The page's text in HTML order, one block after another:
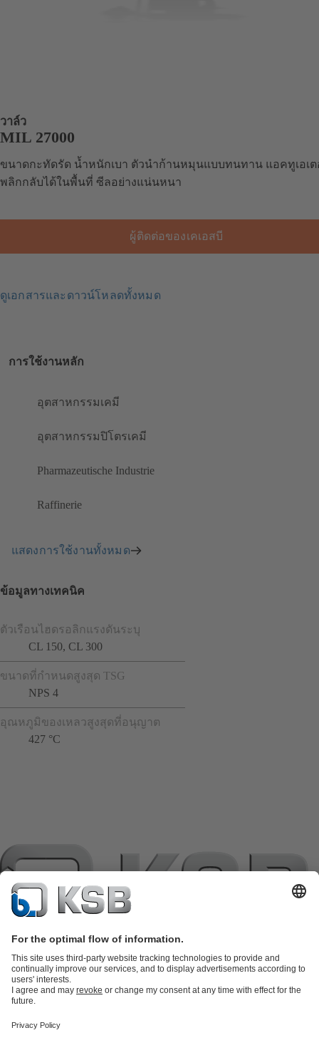
วาล์ว
MIL 27000
ขนาดกะทัดรัด น้ำหนักเบา ตัวนำก้านหมุนแบบทนทาน แอคทูเอเ
พลิกกลับได้ในพื้นที่ ซีลอย่างแน่นหนา
ผู้ติดต่อของเคเอสบี
ดูเอกสารและดาวน์โหลดทั้งหมด
การใช้งานหลัก
อุตสาหกรรมเคมี
อุตสาหกรรมปิโตรเคมี
Pharmazeutische Industrie
Raffinerie
แสดงการใช้งานทั้งหมด
ข้อมูลทางเทคนิค
ตัวเรือนไฮดรอลิกแรงดันระบุ
CL 150, CL 300
ขนาดที่กำหนดสูงสุด TSG
NPS 4
อุณหภูมิของเหลวสูงสุดที่อนุญาต
427 °C
แค็ตตาล็อกผลิตภัณฑ์อะไหล่บริการด้านเทคนิคตะกร้าสินค้า
เทคโนโลยีสำหรับงานน้ำเสีย